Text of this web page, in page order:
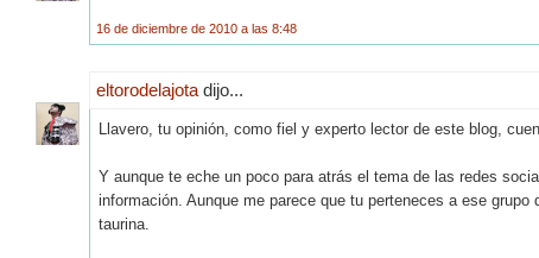
16 de diciembre de 2010 a las 8:48
eltorodelajota dijo...
Llavero, tu opinión, como fiel y experto lector de este blog,
Y aunque te eche un poco para atrás el tema de las redes
información. Aunque me parece que tu perteneces a ese
taurina.